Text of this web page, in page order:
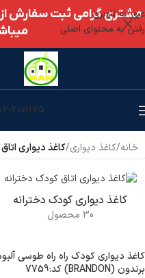
عبور به ناوبری
رفتن به محتوای اصلی
مشتری گرامی ثبت سفارش از
2001175
خانه/کاغذ دیواری/کاغذ دیواری
کاغذ دیواری کودک دخترانه
30 محصول
کاغذ دیواری کودک راه راه طوسی
برندون (BRANDON) کد:7759